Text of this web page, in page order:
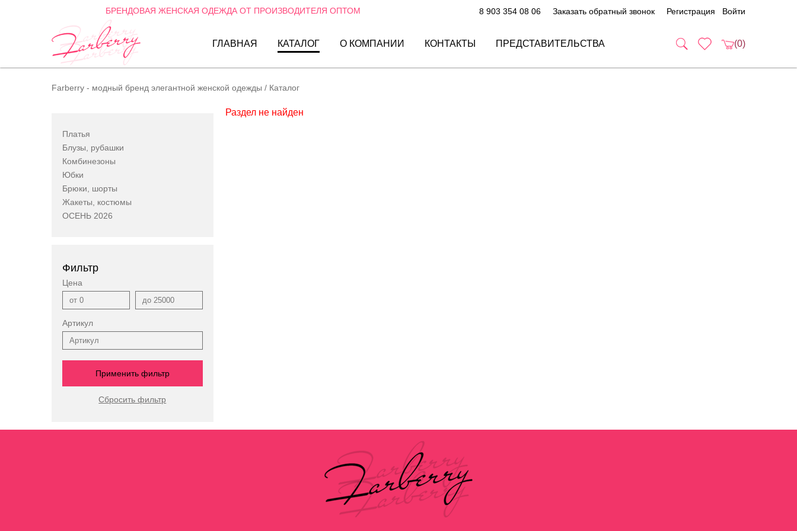
БРЕНДОВАЯ ЖЕНСКАЯ ОДЕЖДА ОТ ПРОИЗВОДИТЕЛЯ ОПТОМ 8 903 354 08 06 Заказать обратный звонок Регистрация Войти
ГЛАВНАЯ КАТАЛОГ О КОМПАНИИ КОНТАКТЫ ПРЕДСТАВИТЕЛЬСТВА (0)
Farberry - модный бренд элегантной женской одежды / Каталог
Платья
Блузы, рубашки
Комбинезоны
Юбки
Брюки, шорты
Жакеты, костюмы
ОСЕНЬ 2026
Фильтр
Цена
Артикул
Раздел не найден